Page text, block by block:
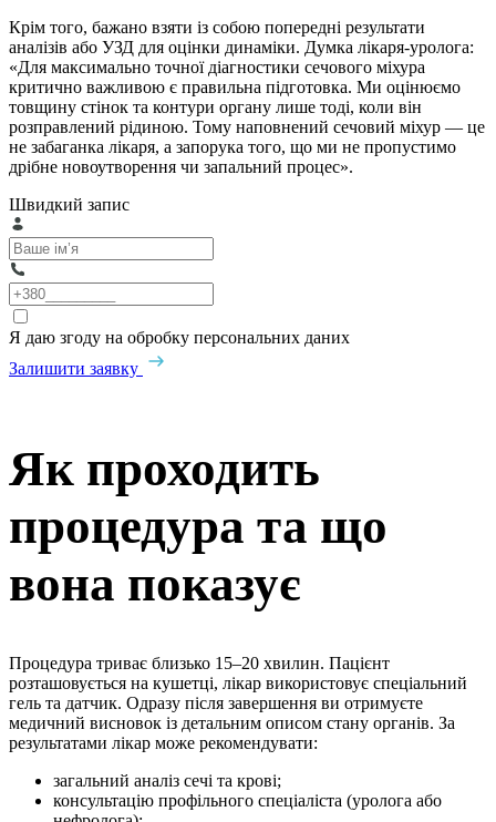
Крім того, бажано взяти із собою попередні результати
аналізів або УЗД для оцінки динаміки. Думка лікаря-уролога:
«Для максимально точної діагностики сечового міхура
критично важливою є правильна підготовка. Ми оцінюємо
товщину стінок та контури органу лише тоді, коли він
розправлений рідиною. Тому наповнений сечовий міхур — це
не забаганка лікаря, а запорука того, що ми не пропустимо
дрібне новоутворення чи запальний процес».
Швидкий запис
Я даю згоду на обробку персональних даних
Залишити заявку
Як проходить
процедура та що
вона показує
Процедура триває близько 15–20 хвилин. Пацієнт
розташовується на кушетці, лікар використовує спеціальний
гель та датчик. Одразу після завершення ви отримуєте
медичний висновок із детальним описом стану органів. За
результатами лікар може рекомендувати:
загальний аналіз сечі та крові;
консультацію профільного спеціаліста (уролога або